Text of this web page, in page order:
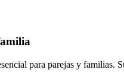
para parejas y familias.